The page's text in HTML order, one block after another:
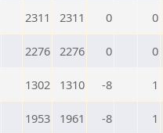
2311 2311 0 0
2276 2276 0 0
1302 1310 -8 1
1953 1961 -8 1